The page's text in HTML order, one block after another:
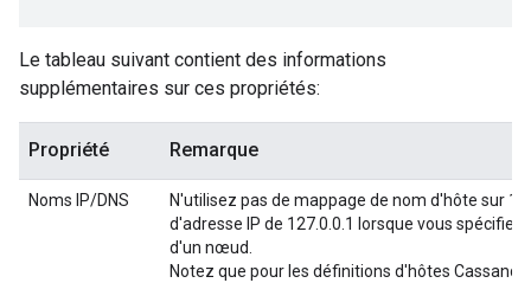
Le tableau suivant contient des informations
supplémentaires sur ces propriétés:
Propriété Remarque
Noms IP/DNS
N'utilisez pas de mappage de nom d'hôte sur
d'adresse IP de 127.0.0.1 lorsque vous spécifiez
d'un nœud.
Notez que pour les définitions d'hôtes